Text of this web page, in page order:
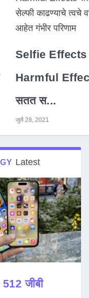
Selfie Effects
Harmful
सतत स...
जुलै 28, 2021
Latest
जीबी